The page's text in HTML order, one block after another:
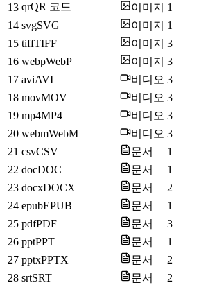
13 qrQR 코드 이미지
1
14 svgSVG 이미지
1
15 tiffTIFF 이미지 3
16 webpWebP 이미지 3
17 aviAVI 비디오 3
18 movMOV 비디오 3
19 mp4MP4 비디오 3
20 webmWebM 비디오 3
21 csvCSV 문서
1
22 docDOC 문서
1
23 docxDOCX 문서
2
24 epubEPUB 문서
1
25 pdfPDF 문서
3
26 pptPPT 문서
1
27 pptxPPTX 문서
2
28 srtSRT 문서
2